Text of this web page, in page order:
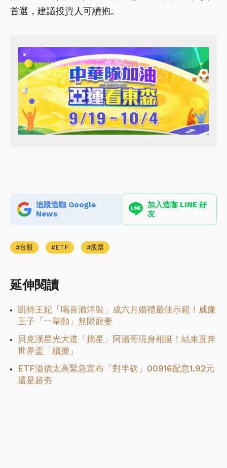
首選，建議投資人可續抱。
追蹤造咖 Google
News
加入造咖 LINE 好
友
台股 ETF 股票
延伸閱讀
凱特王妃「喝喜酒洋裝」成六月婚禮最佳示範！威廉
王子「一舉動」無限寵妻
貝克漢星光大道「摘星」阿湯哥現身相挺！結束直奔
世界盃「續攤」
ETF溢價太高緊急宣布「對半砍」00916配息1.92元
還是超夯